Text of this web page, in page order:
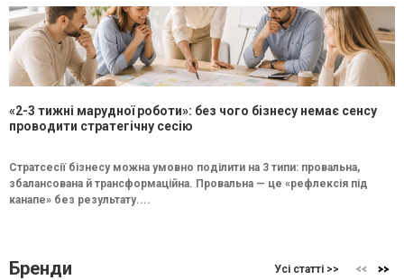
«2-3 тижні марудної роботи»: без чого бізнесу немає сенсу
проводити стратегічну сесію
Стратсесії бізнесу можна умовно поділити на 3 типи: провальна,
збалансована й трансформаційна. Провальна — це «рефлексія під
канапе» без результату....
Бренди Усі статті >>